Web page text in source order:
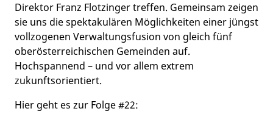
Direktor Franz Flotzinger treffen. Gemeinsam zeigen
sie uns die spektakulären Möglichkeiten einer jüngst
vollzogenen Verwaltungsfusion von gleich fünf
oberösterreichischen Gemeinden auf.
Hochspannend – und vor allem extrem
zukunftsorientiert.
Hier geht es zur Folge #22: